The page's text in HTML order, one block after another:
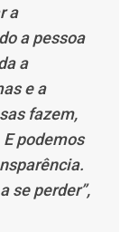
a
a pessoa
a
e a
fazem,
podemos
se perder”,